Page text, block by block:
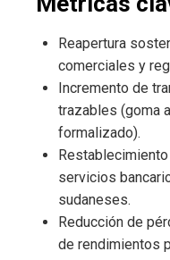
Reapertura
comerciales y
Incremento de
trazables (goma
formalizado).
servicios
sudaneses.
Reducción de
de rendimientos